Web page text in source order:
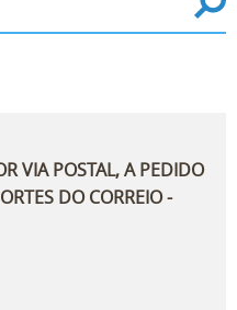
VIA POSTAL, A PEDIDO
DO CORREIO -